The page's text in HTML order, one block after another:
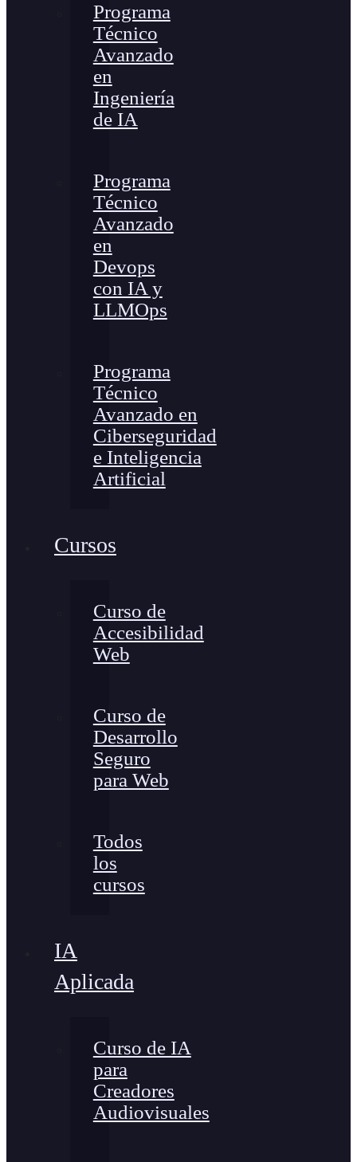
Programa
Técnico
Avanzado
en
Ingeniería
de IA
Programa
Técnico
Avanzado
en
Devops
con IA y
LLMOps
Programa
Técnico
Avanzado en
Ciberseguridad
e Inteligencia
Artificial
Cursos
Curso de
Accesibilidad
Web
Curso de
Desarrollo
Seguro
para Web
Todos
los
cursos
IA
Aplicada
Curso de IA
para
Creadores
Audiovisuales